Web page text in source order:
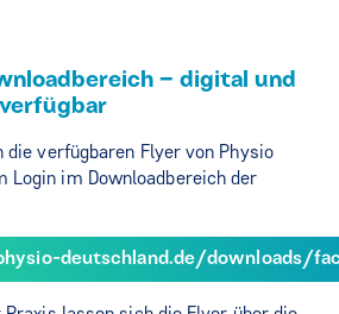
– digital und
die verfügbaren Flyer von Physio
Login im Downloadbereich der
deutschland.de/downloads/